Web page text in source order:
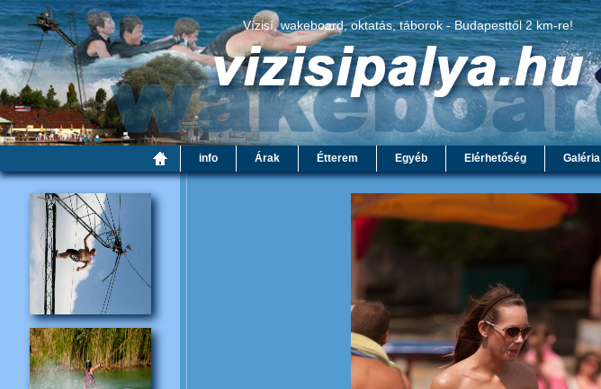
Vízisí, wakeboard, oktatás, táborok - Budapesttől 2 km-re!
info Árak Étterem Egyéb Elérhetőség Galéria